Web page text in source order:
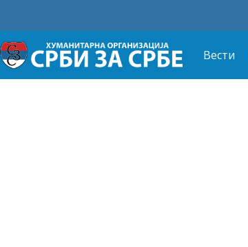
Вести